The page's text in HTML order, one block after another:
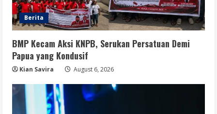
Berita
BMP Kecam Aksi KNPB, Serukan Persatuan Demi
Papua yang Kondusif
Kian Savira August 6, 2026